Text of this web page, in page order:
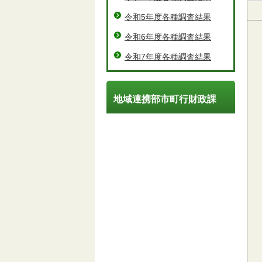
令和5年度各種調査結果
令和6年度各種調査結果
令和7年度各種調査結果
地域連携部市町行財政課